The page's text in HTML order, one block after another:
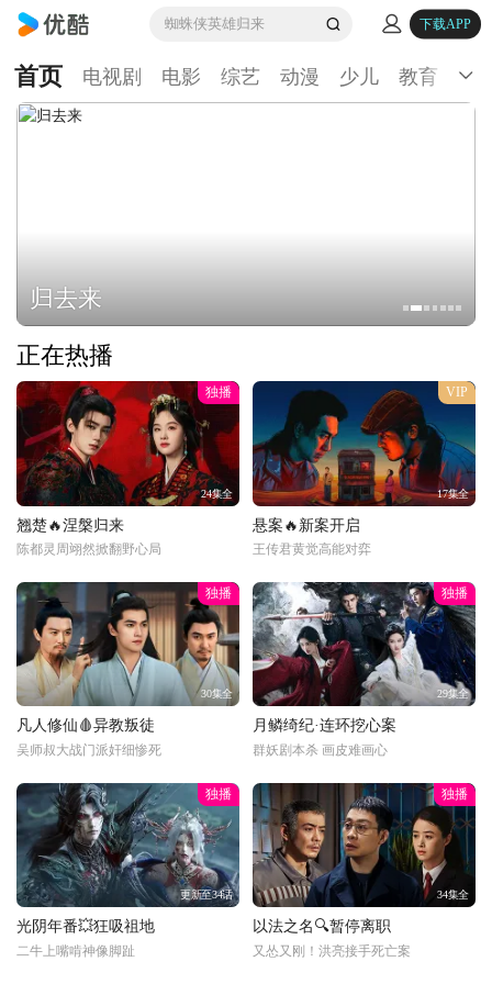
蜘蛛侠英雄归来 下载APP
首页 电视剧 电影 综艺 动漫 少儿 教育 生
归去来
正在热播
独播
24集全
翘楚🔥涅槃归来
陈都灵周翊然掀翻野心局
VIP
17集全
悬案🔥新案开启
王传君黄觉高能对弈
独播
30集全
凡人修仙🩸异教叛徒
吴师叔大战门派奸细惨死
独播
29集全
月鳞绮纪·连环挖心案
群妖剧本杀 画皮难画心
独播
更新至34话
光阴年番💥狂吸祖地
二牛上嘴啃神像脚趾
独播
34集全
以法之名🔍暂停离职
又怂又刚！洪亮接手死亡案